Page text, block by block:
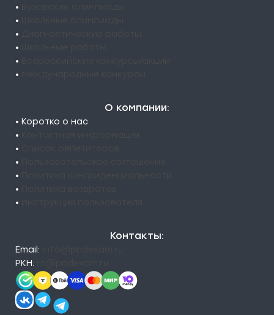
•
•
•
•
•
•
О компании:
• Коротко о нас
•
•
•
•
•
•
Контакты:
Email:
РКН: